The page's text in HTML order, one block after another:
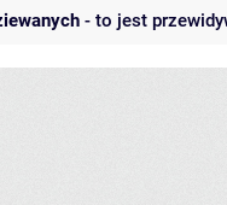
- to jest